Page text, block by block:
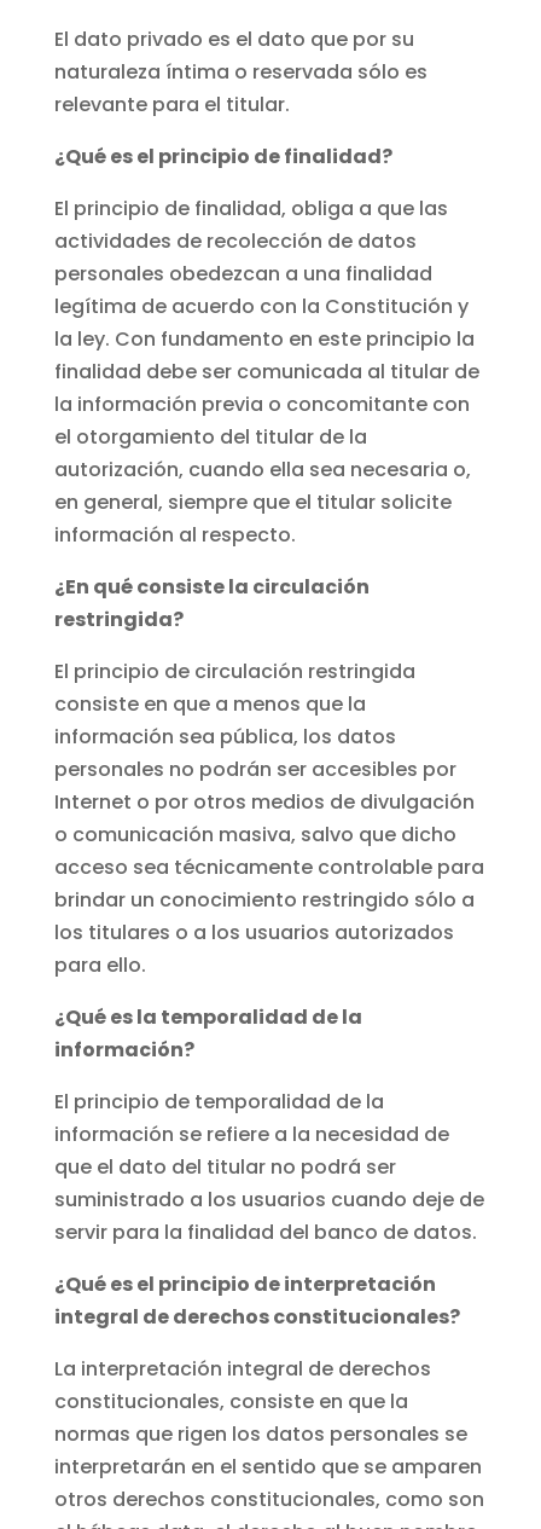
El dato privado es el dato que por su
naturaleza íntima o reservada sólo es
relevante para el titular.
¿Qué es el principio de finalidad?
El principio de finalidad, obliga a que las
actividades de recolección de datos
personales obedezcan a una finalidad
legítima de acuerdo con la Constitución y
la ley. Con fundamento en este principio la
finalidad debe ser comunicada al titular de
la información previa o concomitante con
el otorgamiento del titular de la
autorización, cuando ella sea necesaria o,
en general, siempre que el titular solicite
información al respecto.
¿En qué consiste la circulación
restringida?
El principio de circulación restringida
consiste en que a menos que la
información sea pública, los datos
personales no podrán ser accesibles por
Internet o por otros medios de divulgación
o comunicación masiva, salvo que dicho
acceso sea técnicamente controlable para
brindar un conocimiento restringido sólo a
los titulares o a los usuarios autorizados
para ello.
¿Qué es la temporalidad de la
información?
El principio de temporalidad de la
información se refiere a la necesidad de
que el dato del titular no podrá ser
suministrado a los usuarios cuando deje de
servir para la finalidad del banco de datos.
¿Qué es el principio de interpretación
integral de derechos constitucionales?
La interpretación integral de derechos
constitucionales, consiste en que la
normas que rigen los datos personales se
interpretarán en el sentido que se amparen
otros derechos constitucionales, como son